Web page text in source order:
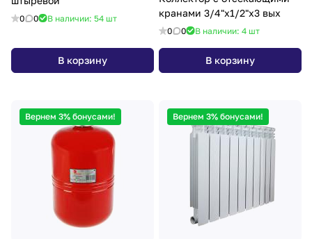
0 0 В наличии: 54 шт
В корзину
кранами 3/4"х1/2"х3 вых
0 0 В наличии: 4 шт
В корзину
Вернем 3% бонусами! Вернем 3% бонусами!